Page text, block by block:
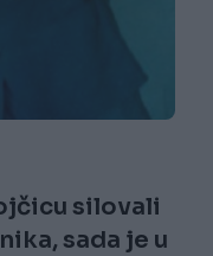
silovali
sada je u